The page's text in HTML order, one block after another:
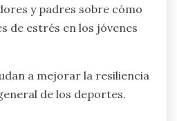
en los deportes juveniles,
un entorno de apoyo. Las
abierta y
de habilidades por encima